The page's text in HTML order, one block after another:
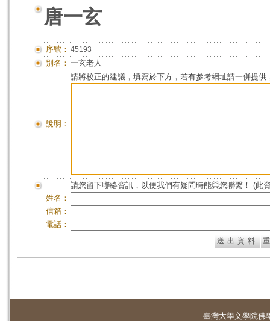
唐一玄
序號： 45193
別名： 一玄老人
說明：
請將校正的建議，填寫於下方，若有參考網址請一併提供
請您留下聯絡資訊，以便我們有疑問時能與您聯繫！ (此
姓名：
信箱：
電話：
臺灣大學文學院佛